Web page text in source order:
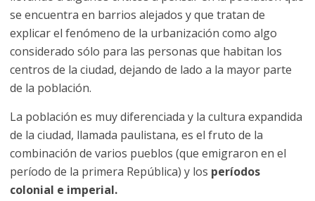
se encuentra en barrios alejados y que tratan de
explicar el fenómeno de la urbanización como algo
considerado sólo para las personas que habitan los
centros de la ciudad, dejando de lado a la mayor parte
de la población.
La población es muy diferenciada y la cultura expandida
de la ciudad, llamada paulistana, es el fruto de la
combinación de varios pueblos (que emigraron en el
período de la primera República) y los períodos
colonial e imperial.